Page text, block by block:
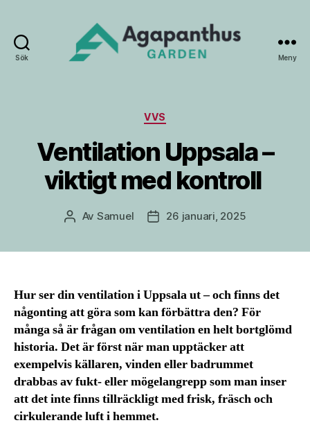
Sök Meny
Kategorier
VVS
Ventilation Uppsala –
viktigt med kontroll
Inläggsförfattare
Av Samuel Inläggsdatum
26 januari, 2025
Hur ser din ventilation i Uppsala ut – och finns det
någonting att göra som kan förbättra den? För
många så är frågan om ventilation en helt bortglömd
historia. Det är först när man upptäcker att
exempelvis källaren, vinden eller badrummet
drabbas av fukt- eller mögelangrepp som man inser
att det inte finns tillräckligt med frisk, fräsch och
cirkulerande luft i hemmet.